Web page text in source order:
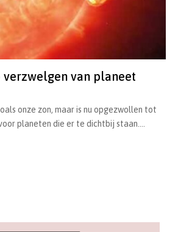
van planeet
onze zon, maar is nu opgezwollen tot
planeten die er te dichtbij staan....